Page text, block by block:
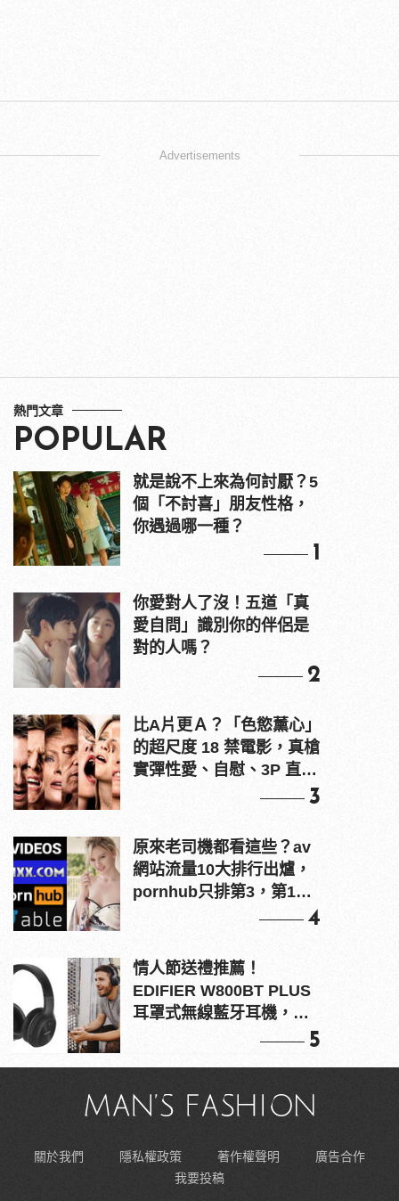
Advertisements
熱門文章
POPULAR
就是說不上來為何討厭？5
個「不討喜」朋友性格，
你遇過哪一種？
1
你愛對人了沒！五道「真
愛自問」識別你的伴侶是
對的人嗎？
2
比A片更Ａ？「色慾薰心」
的超尺度 18 禁電影，真槍
實彈性愛、自慰、3P 直接
3
原來老司機都看這些？av
網站流量10大排行出爐，
pornhub只排第3，第1名
4
情人節送禮推薦！
EDIFIER W800BT PLUS
耳罩式無線藍牙耳機，在
5
關於我們 隱私權政策 著作權聲明
廣告合作
我要投稿